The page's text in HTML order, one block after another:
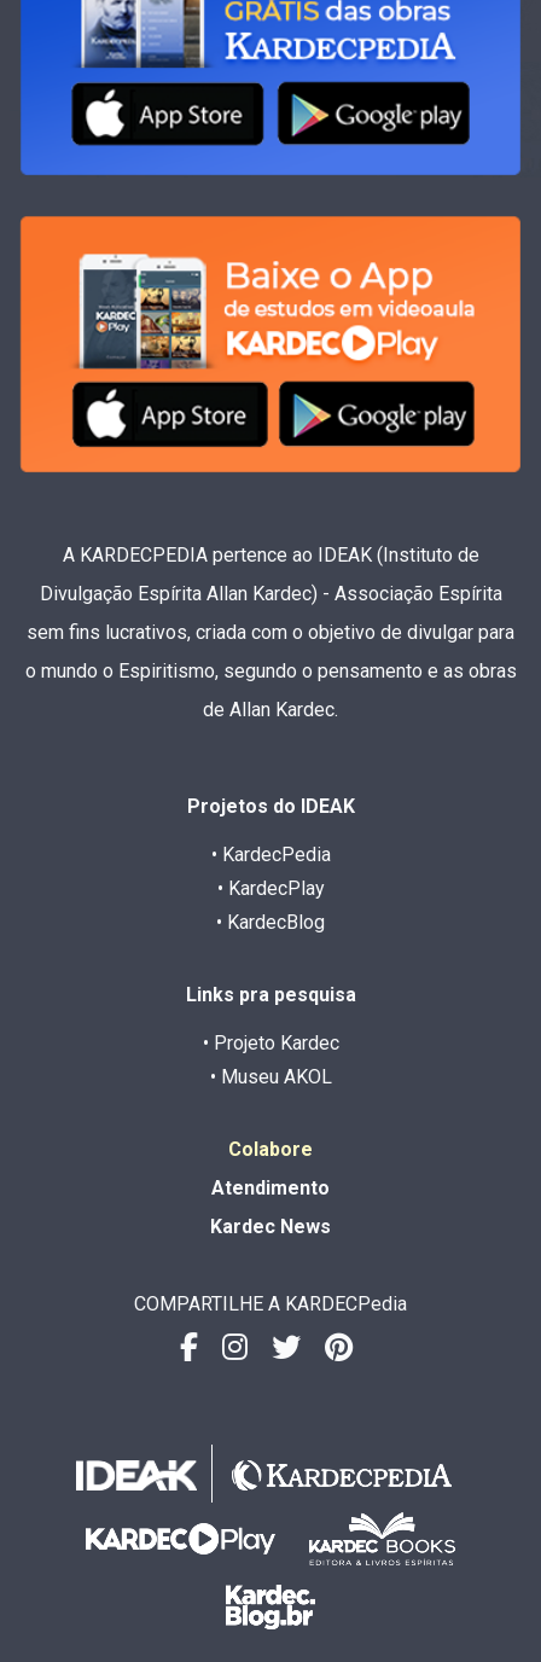
A KARDECPEDIA pertence ao IDEAK (Instituto de
Divulgação Espírita Allan Kardec) - Associação Espírita
sem fins lucrativos, criada com o objetivo de divulgar para
o mundo o Espiritismo, segundo o pensamento e as obras
de Allan Kardec.
Projetos do IDEAK
• KardecPedia
• KardecPlay
• KardecBlog
Links pra pesquisa
• Projeto Kardec
• Museu AKOL
Colabore
Atendimento
Kardec News
COMPARTILHE A KARDECPedia